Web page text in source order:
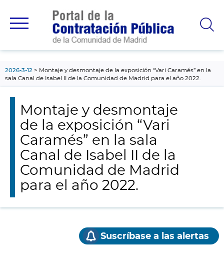
principal
2026-3-12
Montaje y desmontaje de la exposición “Vari Caramés” en la
sala Canal de Isabel II de la Comunidad de Madrid para el año 2022.
Montaje y desmontaje
de la exposición “Vari
Caramés” en la sala
Canal de Isabel II de la
Comunidad de Madrid
para el año 2022.
Suscríbase a las alertas